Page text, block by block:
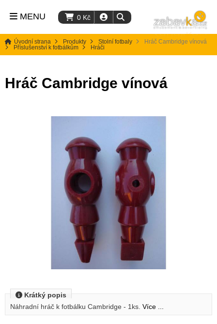
0 Kč
MENU
Úvodní strana Produkty
Stolní fotbaly
Příslušenství k fotbálkům
Hráči
Hráč Cambridge vínová
Hráč Cambridge vínová
Krátký popis
Náhradní hráč k fotbálku Cambridge - 1ks. Více ...